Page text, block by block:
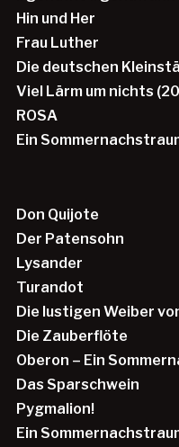
Hin und Her
Frau Luther
Die deutschen
Viel Lärm um nichts
ROSA
Ein
Don Quijote
Der Patensohn
Lysander
Turandot
Die lustigen Weiber
Die Zauberflöte
Oberon – Ein
Das Sparschwein
Pygmalion!
Ein